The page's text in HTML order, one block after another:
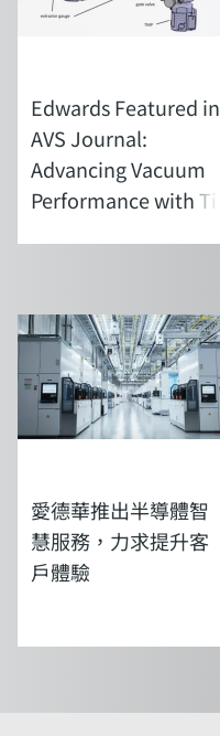
Edwards Featured in
AVS Journal:
Advancing Vacuum
Performance with Ti-
愛德華推出半導體智
慧服務，力求提升客
戶體驗